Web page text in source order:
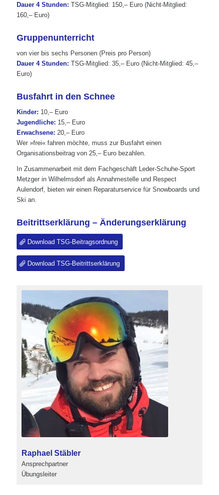
Dauer 4 Stunden: TSG-Mitglied: 150,– Euro (Nicht-Mitglied:
160,– Euro)
Gruppenunterricht
von vier bis sechs Personen (Preis pro Person)
Dauer 4 Stunden: TSG-Mitglied: 35,– Euro (Nicht-Mitglied: 45,–
Euro)
Busfahrt in den Schnee
Kinder: 10,– Euro
Jugendliche: 15,– Euro
Erwachsene: 20,– Euro
Wer »frei« fahren möchte, muss zur Busfahrt einen
Organisationsbeitrag von 25,– Euro bezahlen.
In Zusammenarbeit mit dem Fachgeschäft Leder-Schuhe-Sport
Metzger in Wilhelmsdorf als Annahmestelle und Respect
Aulendorf, bieten wir einen Reparaturservice für Snowboards und
Ski an.
Beitrittserklärung – Änderungserklärung
Download TSG-Beitragsordnung
Download TSG-Beitrittserklärung
Raphael Stäbler
Ansprechpartner
Übungsleiter